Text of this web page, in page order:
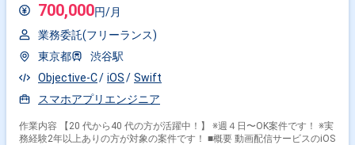
700,000円/月
業務委託(フリーランス)
東京都
渋谷駅
Objective-C
iOS
Swift
スマホアプリエンジニア
作業内容 【20 代から40 代の方が活躍中！】 ※週４日〜OK案件です！ ※実
務経験2年以上ありの方が対象の案件です！ ■概要 動画配信サービスのiOS